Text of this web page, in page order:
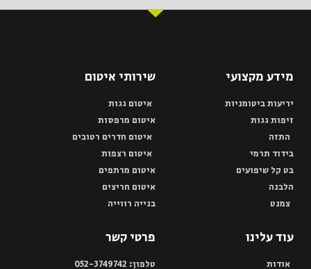
מידע מקצועי
יריעות ביטומניות
זיפות גגות
התזה
בידוד תרמי
בט קל שיפועים
הלבנה
צמנט
שירותי איטום
איטום גגות
איטום מרפסות
איטום חדרים רטובים
איטום רצפות
איטום מרתפים
איטום חריצים
בנייה רווייה
עוד עלינו
אודות
פרטי קשר
טלפון: 052-3749742